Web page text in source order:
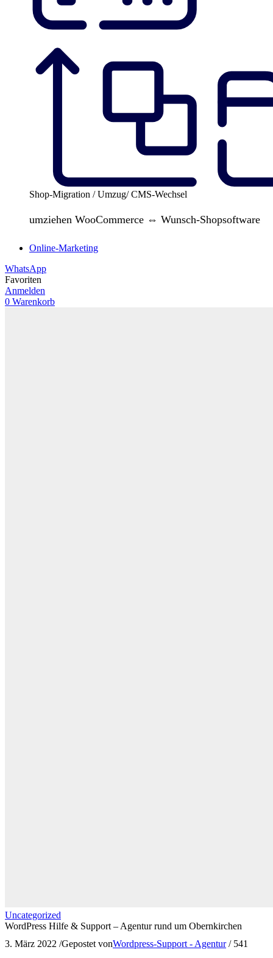
Shop-Migration / Umzug/ CMS-Wechsel
umziehen WooCommerce ⇔ Wunsch-Shopsoftware
Online-Marketing
WhatsApp
Favoriten
Anmelden
0 Warenkorb
Uncategorized
WordPress Hilfe & Support – Agentur rund um Obernkirchen
3. März 2022 /Gepostet vonWordpress-Support - Agentur / 541